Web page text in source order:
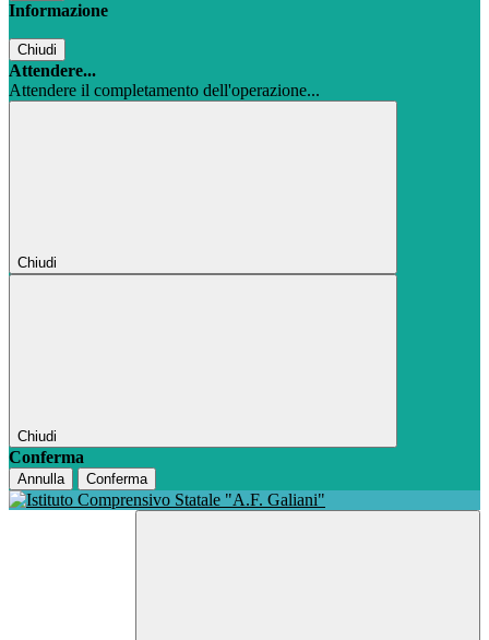
Informazione
Chiudi
Attendere...
Attendere il completamento dell'operazione...
Chiudi
Chiudi
Conferma
Annulla Conferma